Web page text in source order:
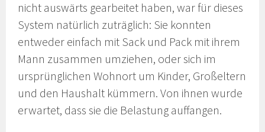
nicht auswärts gearbeitet haben, war für dieses
System natürlich zuträglich: Sie konnten
entweder einfach mit Sack und Pack mit ihrem
Mann zusammen umziehen, oder sich im
ursprünglichen Wohnort um Kinder, Großeltern
und den Haushalt kümmern. Von ihnen wurde
erwartet, dass sie die Belastung auffangen.